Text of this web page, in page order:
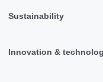
Sustainability
Innovation &